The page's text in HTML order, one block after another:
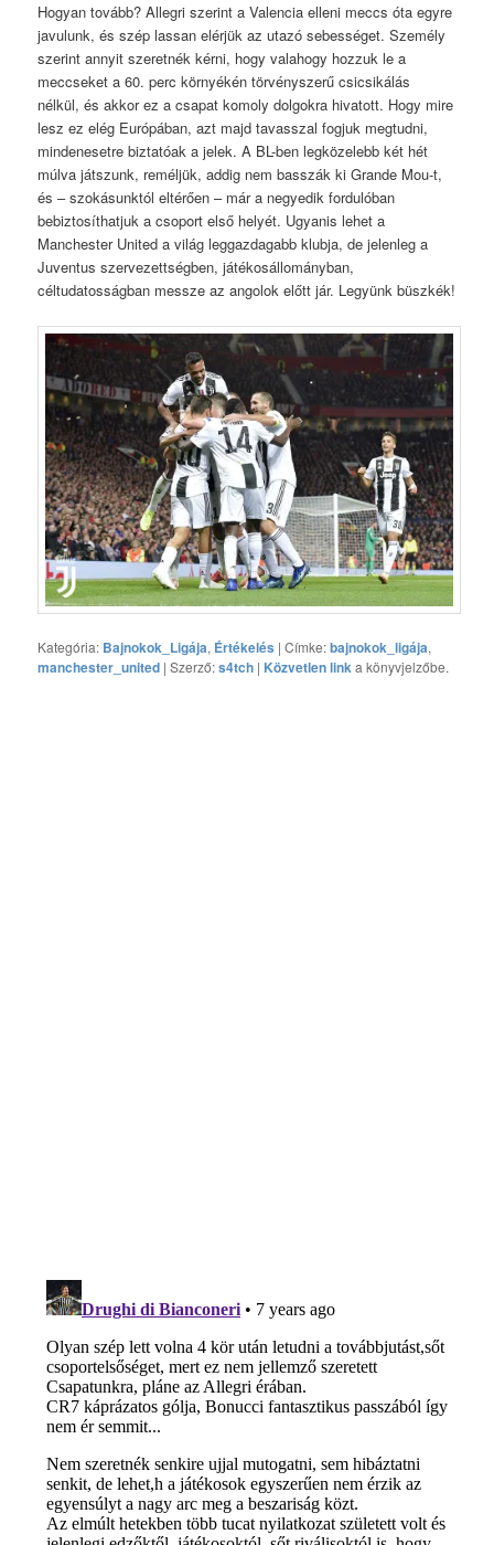
Hogyan tovább? Allegri szerint a Valencia elleni meccs óta egyre
javulunk, és szép lassan elérjük az utazó sebességet. Személy
szerint annyit szeretnék kérni, hogy valahogy hozzuk le a
meccseket a 60. perc környékén törvényszerű csicsikálás
nélkül, és akkor ez a csapat komoly dolgokra hivatott. Hogy mire
lesz ez elég Európában, azt majd tavasszal fogjuk megtudni,
mindenesetre biztatóak a jelek. A BL-ben legközelebb két hét
múlva játszunk, reméljük, addig nem basszák ki Grande Mou-t,
és – szokásunktól eltérően – már a negyedik fordulóban
bebiztosíthatjuk a csoport első helyét. Ugyanis lehet a
Manchester United a világ leggazdagabb klubja, de jelenleg a
Juventus szervezettségben, játékosállományban,
céltudatosságban messze az angolok előtt jár. Legyünk büszkék!
Kategória: Bajnokok_Ligája, Értékelés | Címke:bajnokok_ligája,
manchester_united | Szerző:s4tch | Közvetlen linka könyvjelzőbe.